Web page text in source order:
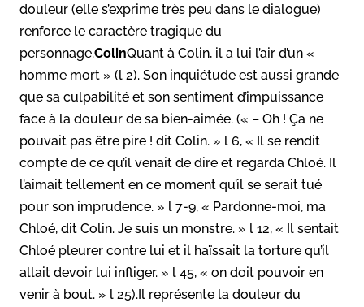
douleur (elle s’exprime très peu dans le dialogue)
renforce le caractère tragique du
personnage.ColinQuant à Colin, il a lui l’air d’un «
homme mort » (l 2). Son inquiétude est aussi grande
que sa culpabilité et son sentiment d’impuissance
face à la douleur de sa bien-aimée. (« – Oh ! Ça ne
pouvait pas être pire ! dit Colin. » l 6, « Il se rendit
compte de ce qu’il venait de dire et regarda Chloé. Il
l’aimait tellement en ce moment qu’il se serait tué
pour son imprudence. » l 7-9, « Pardonne-moi, ma
Chloé, dit Colin. Je suis un monstre. » l 12, « Il sentait
Chloé pleurer contre lui et il haïssait la torture qu’il
allait devoir lui infliger. » l 45, « on doit pouvoir en
venir à bout. » l 25).Il représente la douleur du